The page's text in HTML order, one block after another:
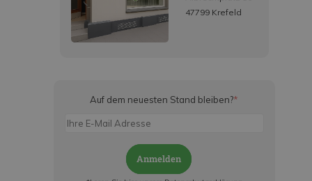
47799 Krefeld
Auf dem neuesten Stand bleiben?*
Anmelden